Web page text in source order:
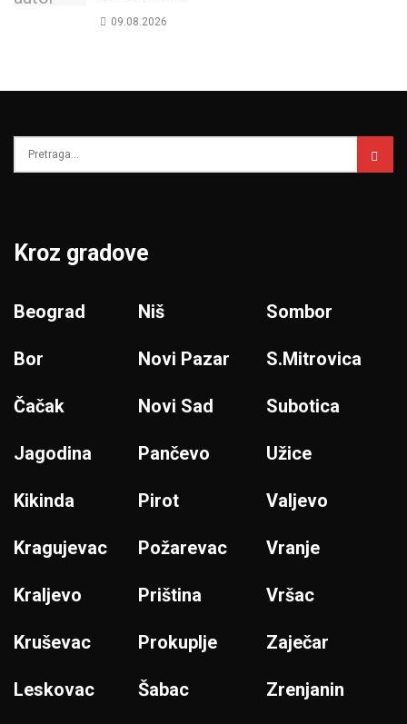
09.08.2026
Kroz gradove
Beograd
Bor
Čačak
Jagodina
Kikinda
Kragujevac
Kraljevo
Kruševac
Leskovac
Niš
Novi Pazar
Novi Sad
Pančevo
Pirot
Požarevac
Priština
Prokuplje
Šabac
Sombor
S.Mitrovica
Subotica
Užice
Valjevo
Vranje
Vršac
Zaječar
Zrenjanin